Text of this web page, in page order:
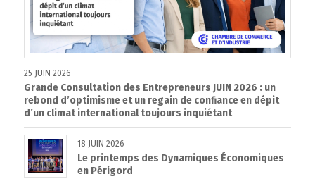
25 JUIN 2026
Grande Consultation des Entrepreneurs JUIN 2026 : un
rebond d’optimisme et un regain de confiance en dépit
d’un climat international toujours inquiétant
18 JUIN 2026
Le printemps des Dynamiques Économiques
en Périgord